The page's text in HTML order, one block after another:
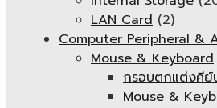
LAN Card (2)
Computer Peripheral &
Mouse & Keyboard
กรอบตกแต่งคีย์
Mouse &